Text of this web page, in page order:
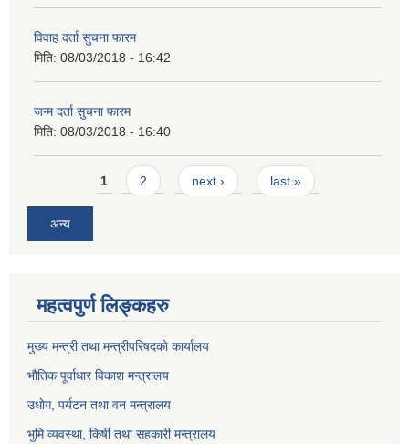
विवाह दर्ता सुचना फारम
मिति: 08/03/2018 - 16:42
जन्म दर्ता सुचना फारम
मिति: 08/03/2018 - 16:40
Pages1 2 next › last »
अन्य
महत्वपुर्ण लिङ्कहरु
मुख्य मन्त्री तथा मन्त्रीपरिषदकाे कार्यालय
भाैतिक पूर्वाधार विकाश मन्त्रालय
उधाेग, पर्यटन तथा वन मन्त्रालय
भुमि व्यवस्था, किर्षी तथा सहकारी मन्त्रालय